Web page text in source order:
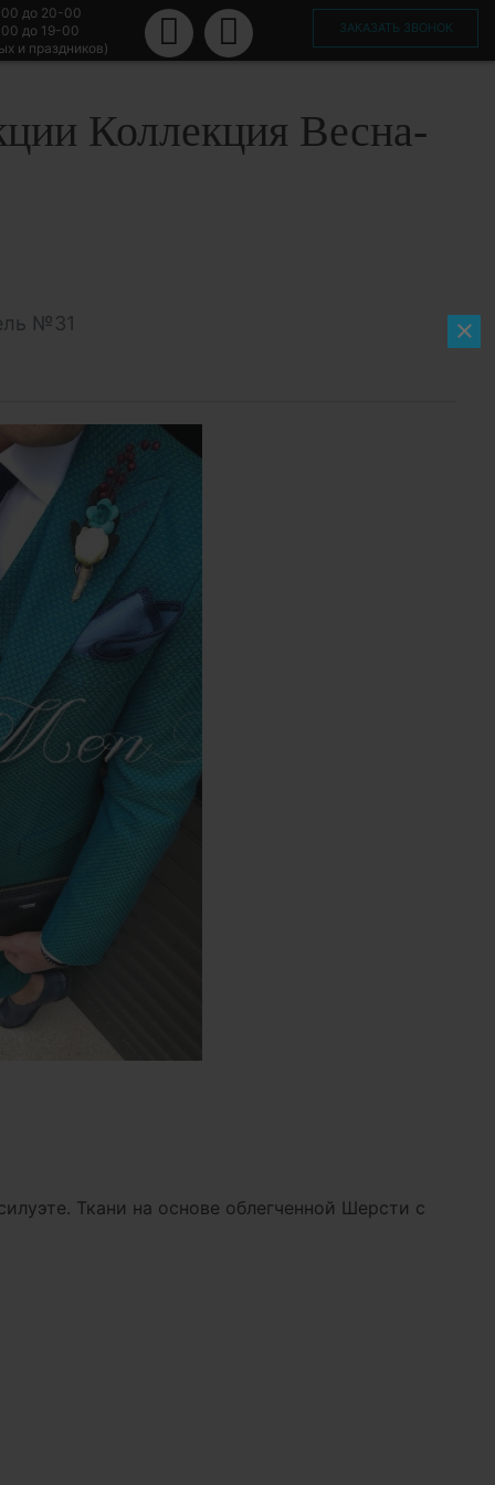
×
до 20-00
до 19-00
и праздников)
ЗАКАЗАТЬ ЗВОНОК
Коллекция Весна-
№31
Ткани на основе облегченной Шерсти с